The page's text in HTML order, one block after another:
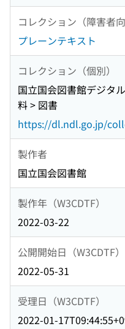
コレクション（障害者
プレーンテキスト
コレクション（個別）
国立国会図書館デジタ
料 > 図書
https://dl.ndl.go.jp/
製作者
国立国会図書館
製作年（W3CDTF）
2022-03-22
公開開始日（W3CDTF）
2022-05-31
受理日（W3CDTF）
2022-01-